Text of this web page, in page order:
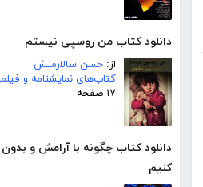
دانلود کتاب من روسپی نیستم
از: حسن سالارمنش
کتاب‌های نمایشنامه و
۱۷ صفحه
دانلود کتاب چگونه با آرامش و بدون
کنیم